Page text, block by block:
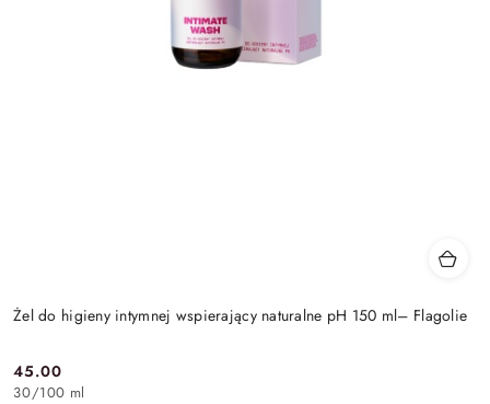
Żel do higieny intymnej wspierający naturalne pH 150 ml– Flagolie
Cena:
45.00
30/100 ml